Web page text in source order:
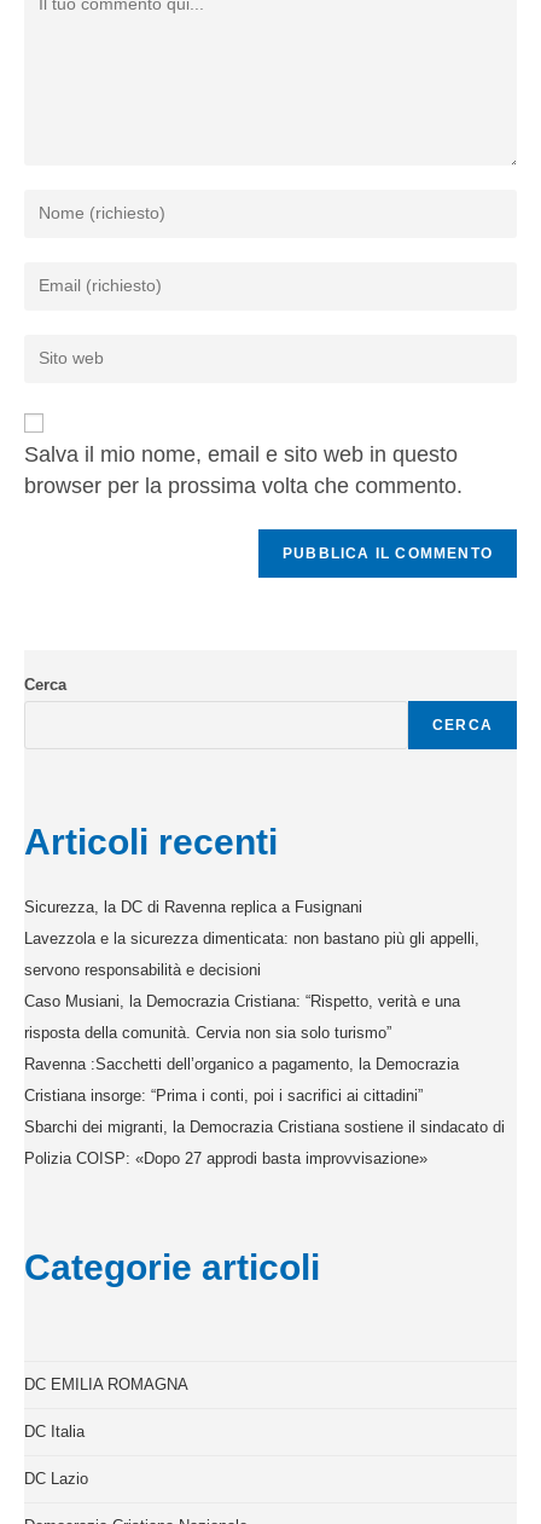
Salva il mio nome, email e sito web in questo
browser per la prossima volta che commento.
Cerca
CERCA
Articoli recenti
Sicurezza, la DC di Ravenna replica a Fusignani
Lavezzola e la sicurezza dimenticata: non bastano più gli appelli,
servono responsabilità e decisioni
Caso Musiani, la Democrazia Cristiana: “Rispetto, verità e una
risposta della comunità. Cervia non sia solo turismo”
Ravenna :Sacchetti dell’organico a pagamento, la Democrazia
Cristiana insorge: “Prima i conti, poi i sacrifici ai cittadini”
Sbarchi dei migranti, la Democrazia Cristiana sostiene il sindacato di
Polizia COISP: «Dopo 27 approdi basta improvvisazione»
Categorie articoli
DC EMILIA ROMAGNA
DC Italia
DC Lazio